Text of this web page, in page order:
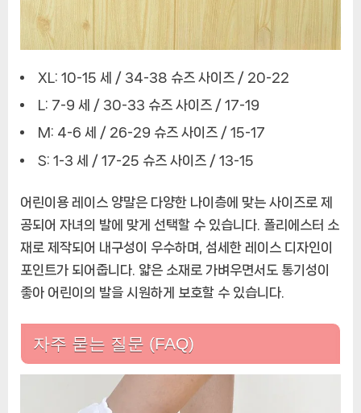
XL: 10-15 세 / 34-38 슈즈 사이즈 / 20-22
L: 7-9 세 / 30-33 슈즈 사이즈 / 17-19
M: 4-6 세 / 26-29 슈즈 사이즈 / 15-17
S: 1-3 세 / 17-25 슈즈 사이즈 / 13-15
어린이용 레이스 양말은 다양한 나이층에 맞는 사이즈로 제
공되어 자녀의 발에 맞게 선택할 수 있습니다. 폴리에스터 소
재로 제작되어 내구성이 우수하며, 섬세한 레이스 디자인이
포인트가 되어줍니다. 얇은 소재로 가벼우면서도 통기성이
좋아 어린이의 발을 시원하게 보호할 수 있습니다.
자주 묻는 질문 (FAQ)